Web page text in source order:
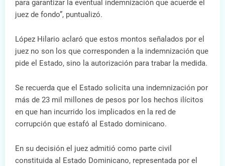
para garantizar la eventual indemnización que acuerde el
juez de fondo”, puntualizó.
López Hilario aclaró que estos montos señalados por el
juez no son los que corresponden a la indemnización que
pide el Estado, sino la autorización para trabar la medida.
Se recuerda que el Estado solicita una indemnización por
más de 23 mil millones de pesos por los hechos ilícitos
en que han incurrido los implicados en la red de
corrupción que estafó al Estado dominicano.
En su decisión el juez admitió como parte civil
constituida al Estado Dominicano, representada por el